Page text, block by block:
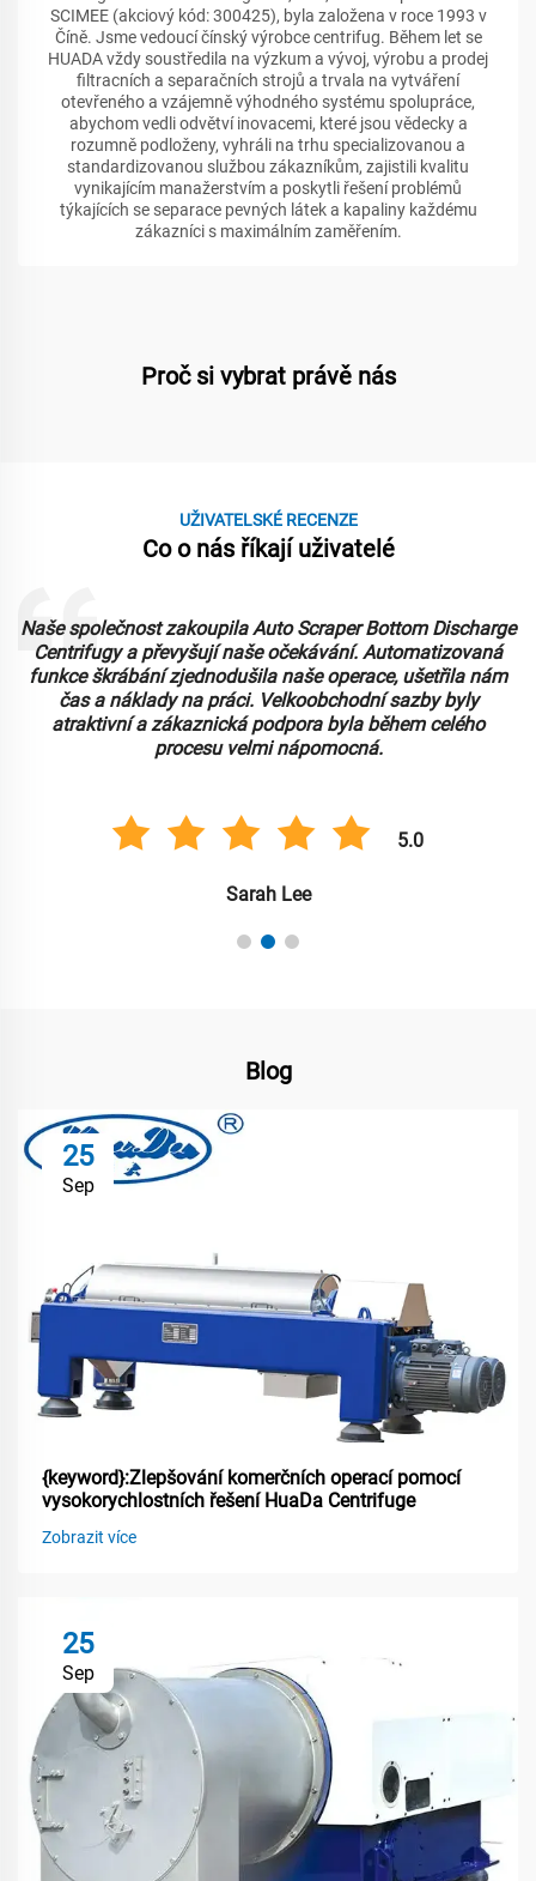
SCIMEE (akciový kód: 300425), byla založena v roce 1993 v
Číně. Jsme vedoucí čínský výrobce centrifug. Během let se
HUADA vždy soustředila na výzkum a vývoj, výrobu a prodej
filtracních a separačních strojů a trvala na vytváření
otevřeného a vzájemně výhodného systému spolupráce,
abychom vedli odvětví inovacemi, které jsou vědecky a
rozumně podloženy, vyhráli na trhu specializovanou a
standardizovanou službou zákazníkům, zajistili kvalitu
vynikajícím manažerstvím a poskytli řešení problémů
týkajících se separace pevných látek a kapaliny každému
zákazníci s maximálním zaměřením.
Proč si vybrat právě nás
UŽIVATELSKÉ RECENZE
Co o nás říkají uživatelé
Naše společnost zakoupila Auto Scraper Bottom Discharge
Centrifugy a převyšují naše očekávání. Automatizovaná
funkce škrábání zjednodušila naše operace, ušetřila nám
čas a náklady na práci. Velkoobchodní sazby byly
atraktivní a zákaznická podpora byla během celého
procesu velmi nápomocná.
5.0
Sarah Lee
Blog
25
Sep
{keyword}:Zlepšování komerčních operací pomocí
vysokorychlostních řešení HuaDa Centrifuge
Zobrazit více
25
Sep